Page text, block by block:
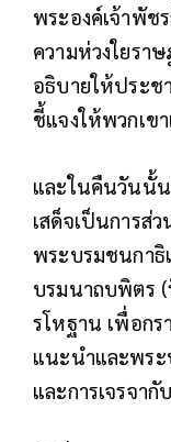
พระองค์เจ้าพัช
ความห่วงใยรา
อธิบายให้ประช
ชี้แจงให้พวกเข
และในคืนวันนั้
เสด็จเป็นการส่
พระบรมชนกาธิ
บรมนาถบพิตร
รโหฐาน เพื่อก
แนะนำและพระ
และการเจรจา